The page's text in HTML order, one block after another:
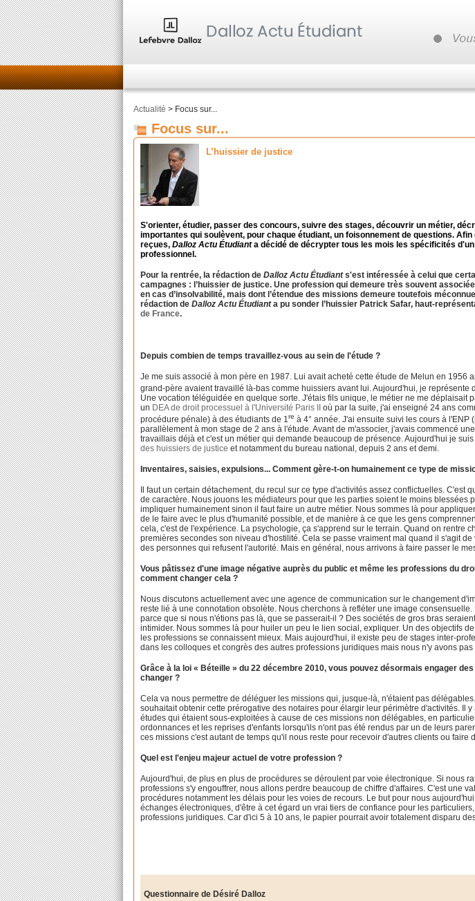
Actualité > Focus sur...
Focus sur...
L’huissier de justice
S'orienter, étudier, passer des concours, suivre des stages, découvrir un métier,
importantes qui soulèvent, pour chaque étudiant, un foisonnement de questions.
reçues,Dalloz Actu Étudianta décidé de décrypter tous les mois les spécificités
professionnel.
Pour la rentrée, la rédaction deDalloz Actu Étudiants'est intéressée à celui que
campagnes : l’huissier de justice. Une profession qui demeure très souvent
en cas d’insolvabilité, mais dont l’étendue des missions demeure toutefois
rédaction deDalloz Actu Étudianta pu sonder l’huissier Patrick Safar, haut-
de France.
Depuis combien de temps travaillez-vous au sein de l'étude ?
Je me suis associé à mon père en 1987. Lui avait acheté cette étude de Melun en 1956
grand-père avaient travaillé là-bas comme huissiers avant lui. Aujourd'hui, je représente
Une vocation téléguidée en quelque sorte. J'étais fils unique, le métier ne me déplaisait
un DEA de droit processuel à l'Université Paris II où par la suite, j'ai enseigné 24 ans
procédure pénale) à des étudiants de 1re à 4° année. J'ai ensuite suivi les cours à l'ENP
parallèlement à mon stage de 2 ans à l'étude. Avant de m'associer, j'avais commencé
travaillais déjà et c'est un métier qui demande beaucoup de présence. Aujourd'hui je
des huissiers de justice et notamment du bureau national, depuis 2 ans et demi.
Inventaires, saisies, expulsions... Comment gère-t-on humainement ce type de
Il faut un certain détachement, du recul sur ce type d'activités assez conflictuelles. C'est
de caractère. Nous jouons les médiateurs pour que les parties soient le moins blessées
impliquer humainement sinon il faut faire un autre métier. Nous sommes là pour
de le faire avec le plus d'humanité possible, et de manière à ce que les gens
cela, c'est de l'expérience. La psychologie, ça s'apprend sur le terrain. Quand on rentre
premières secondes son niveau d'hostilité. Cela se passe vraiment mal quand il s'agit
des personnes qui refusent l'autorité. Mais en général, nous arrivons à faire passer le
Vous pâtissez d'une image négative auprès du public et même les professions du
comment changer cela ?
Nous discutons actuellement avec une agence de communication sur le changement
reste lié à une connotation obsolète. Nous cherchons à refléter une image
parce que si nous n'étions pas là, que se passerait-il ? Des sociétés de gros bras
intimider. Nous sommes là pour huiler un peu le lien social, expliquer. Un des objectifs
les professions se connaissent mieux. Mais aujourd'hui, il existe peu de stages inter-
dans les colloques et congrès des autres professions juridiques mais nous n'y avons
Grâce à la loi « Béteille » du 22 décembre 2010, vous pouvez désormais engager
changer ?
Cela va nous permettre de déléguer les missions qui, jusque-là, n'étaient pas
souhaitait obtenir cette prérogative des notaires pour élargir leur périmètre d'activités. Il
études qui étaient sous-exploitées à cause de ces missions non délégables, en
ordonnances et les reprises d'enfants lorsqu'ils n'ont pas été rendus par un de leurs
ces missions c'est autant de temps qu'il nous reste pour recevoir d'autres clients ou faire
Quel est l'enjeu majeur actuel de votre profession ?
Aujourd'hui, de plus en plus de procédures se déroulent par voie électronique. Si nous
professions s'y engouffrer, nous allons perdre beaucoup de chiffre d'affaires. C'est une
procédures notamment les délais pour les voies de recours. Le but pour nous
échanges électroniques, d'être à cet égard un vrai tiers de confiance pour les
professions juridiques. Car d'ici 5 à 10 ans, le papier pourrait avoir totalement disparu
Questionnaire de Désiré Dalloz